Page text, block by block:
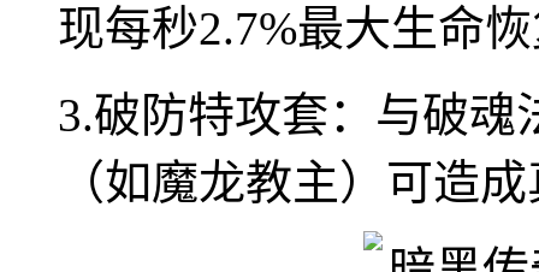
现每秒2.7%最大生命
3.破防特攻套：与破
（如魔龙教主）可造